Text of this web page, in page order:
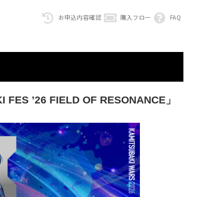
お申込内容確認 購入フロー FAQ
’26 FIELD OF RESONANCE」